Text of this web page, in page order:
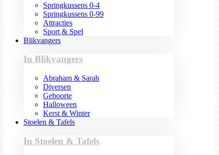
Springkussens 0-4
Springkussens 0-99
Attracties
Sport & Spel
Blikvangers
In Blikvangers
Abraham & Sarah
Diversen
Geboorte
Halloween
Kerst & Winter
Stoelen & Tafels
In Stoelen & Tafels